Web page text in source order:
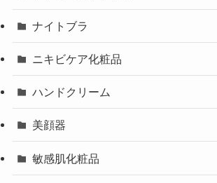
ナイトブラ
ニキビケア化粧品
ハンドクリーム
美顔器
敏感肌化粧品